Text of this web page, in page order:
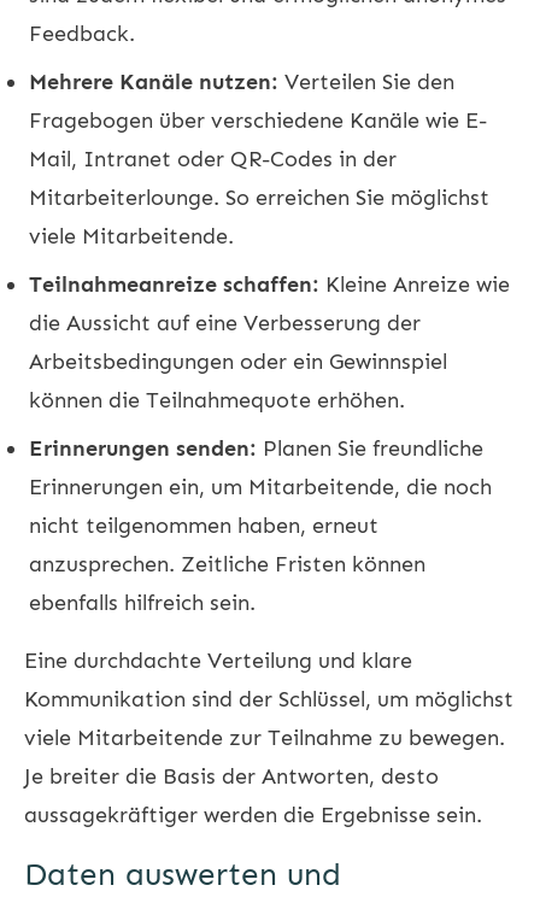
Feedback.
Mehrere Kanäle nutzen: Verteilen Sie den
Fragebogen über verschiedene Kanäle wie E-
Mail, Intranet oder QR-Codes in der
Mitarbeiterlounge. So erreichen Sie möglichst
viele Mitarbeitende.
Teilnahmeanreize schaffen: Kleine Anreize wie
die Aussicht auf eine Verbesserung der
Arbeitsbedingungen oder ein Gewinnspiel
können die Teilnahmequote erhöhen.
Erinnerungen senden: Planen Sie freundliche
Erinnerungen ein, um Mitarbeitende, die noch
nicht teilgenommen haben, erneut
anzusprechen. Zeitliche Fristen können
ebenfalls hilfreich sein.
Eine durchdachte Verteilung und klare
Kommunikation sind der Schlüssel, um möglichst
viele Mitarbeitende zur Teilnahme zu bewegen.
Je breiter die Basis der Antworten, desto
aussagekräftiger werden die Ergebnisse sein.
Daten auswerten und